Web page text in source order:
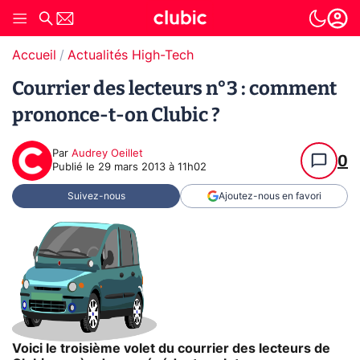
Accueil Actualités High-Tech
Courrier des lecteurs n°3 : comment
prononce-t-on Clubic ?
Par Audrey Oeillet
Publié le 29 mars 2013 à 11h02 0
Suivez-nous Ajoutez-nous en favori
Voici le troisième volet du courrier des lecteurs de